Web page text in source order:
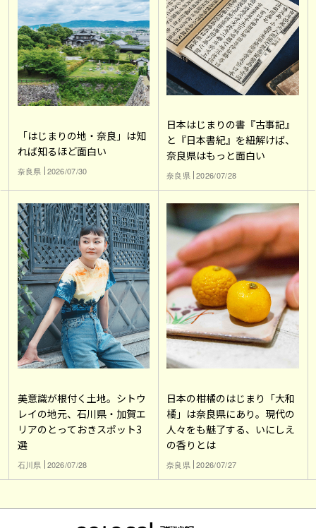
「はじまりの地・奈良」は知
れば知るほど面白い
奈良県 2026/07/30
日本はじまりの書『古事記』
と『日本書紀』を紐解けば、
奈良県はもっと面白い
奈良県 2026/07/28
美意識が根付く土地。シトウ
レイの地元、石川県・加賀エ
リアのとっておきスポット3
選
石川県 2026/07/28
日本の柑橘のはじまり「大和
橘」は奈良県にあり。現代の
人々をも魅了する、いにしえ
の香りとは
奈良県 2026/07/27